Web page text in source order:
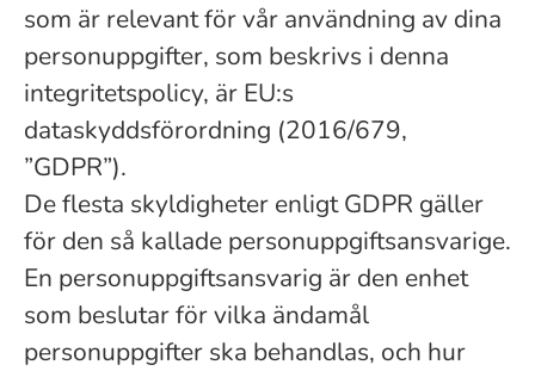
som är relevant för vår användning av dina
personuppgifter, som beskrivs i denna
integritetspolicy, är EU:s
dataskyddsförordning (2016/679,
”GDPR”).
De flesta skyldigheter enligt GDPR gäller
för den så kallade personuppgiftsansvarige.
En personuppgiftsansvarig är den enhet
som beslutar för vilka ändamål
personuppgifter ska behandlas, och hur